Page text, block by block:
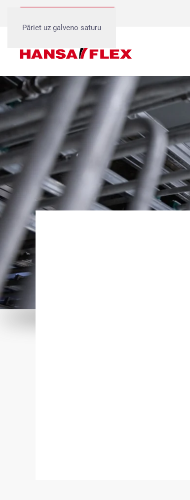
Pāriet uz galveno saturu